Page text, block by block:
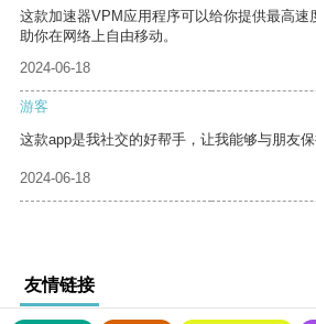
这款加速器VPM应用程序可以给你提供最高速
助你在网络上自由移动。
2024-06-18
游客
这款app是我社交的好帮手，让我能够与朋友保
2024-06-18
友情链接